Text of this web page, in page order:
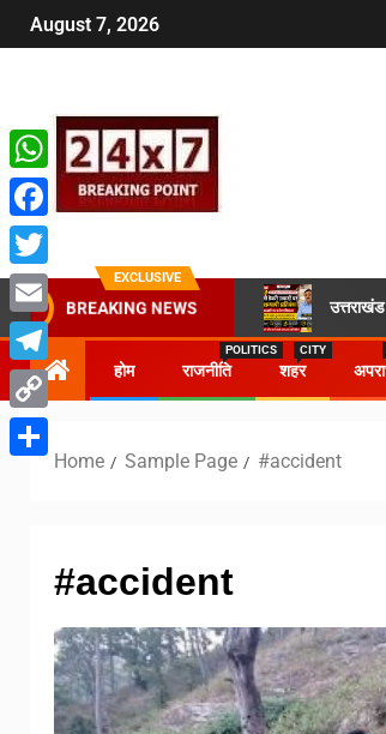
August 7, 2026
EXCLUSIVE
BREAKING NEWS
होम राजनीति
POLITICS
शहर
CITY
Home Sample Page #accident
#accident
WhatsApp
Facebook
Twitter
Email
Telegram
Copy
Share